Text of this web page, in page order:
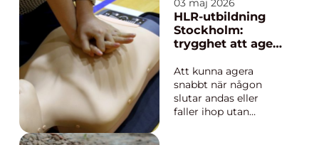
ledningar, samtidigt
som de utsätts för
hårda vindar och
villaägare och
bostadsrättsföreninga
r innebär...
03 maj 2026
HLR-utbildning
Stockholm:
trygghet att agera
Att kunna agera
snabbt när någon
slutar andas eller
faller ihop utan